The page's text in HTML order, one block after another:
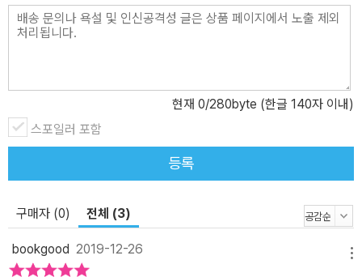
외국 항공사 취업에 성공한 경우는 없을까?’ 만약 있다면 그 사실만으
로도 꿈에 도전해볼 용기가 생길 것 같았다. 그 후로 그녀는 하루도 빠
다. 안타깝게도 작가 자신이 원하는 정보를 담은 책은 찾아볼 수 없었
다. 그래서 다짐했다. 원하는 목표를 꼭 이루어서 훗날 해외 취업을 희
망하는 사람들에게 용기를 주고 가슴을 뛰게 해주는 책을 쓰겠다고.
그때의 다짐이 현재 이 책을 쓰게 된 계기가 되었다. 2011년 6월. 끈
질긴 노력과 도전 끝에, 그녀는 드디어 카타르 항공 승무원 면접에 최
종 합격했다. ‘영알못’, ‘순수 국내파’, ‘무스펙’이었던 그녀가 100:1의
경쟁률을 뚫고 당당히 입사했다. 화려한 경력이나 스펙도 없이 어떻
게 그녀는 꿈을 이룰 수 있었을까? 그것은 바로 ‘간절함’과 ‘의지’의 힘
때문이었다. 흔히 간절히 바라면 이루어진다고 말한다. 하지만 간절
현재 0/280byte (한글 140자 이내)
스포일러 포함
등록
구매자 (0) 전체 (3)
bookgood 2019-12-26